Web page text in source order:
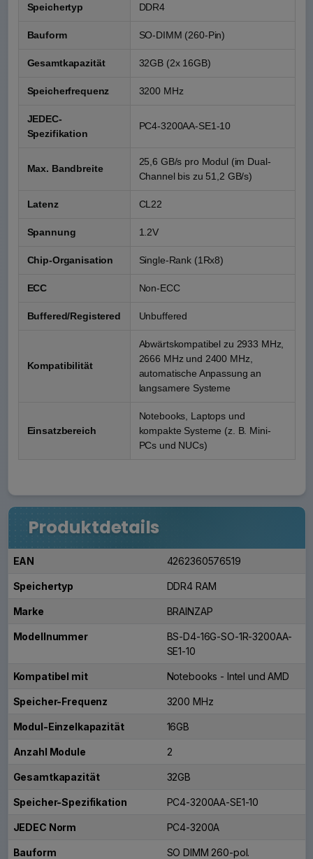
Speichertyp DDR4
Bauform SO-DIMM (260-Pin)
Gesamtkapazität 32GB (2x 16GB)
Speicherfrequenz 3200 MHz
JEDEC-
Spezifikation
PC4-3200AA-SE1-10
Max. Bandbreite
25,6 GB/s pro Modul (im Dual-
Channel bis zu 51,2 GB/s)
Latenz CL22
Spannung 1.2V
Chip-Organisation Single-Rank (1Rx8)
ECC Non-ECC
Buffered/Registered Unbuffered
Kompatibilität
Abwärtskompatibel zu 2933 MHz,
2666 MHz und 2400 MHz,
automatische Anpassung an
langsamere Systeme
Einsatzbereich
Notebooks, Laptops und
kompakte Systeme (z. B. Mini-
PCs und NUCs)
Produktdetails
EAN 4262360576519
Speichertyp DDR4 RAM
Marke BRAINZAP
Modellnummer
BS-D4-16G-SO-1R-3200AA-
SE1-10
Kompatibel mit Notebooks - Intel und AMD
Speicher-Frequenz 3200 MHz
Modul-Einzelkapazität 16GB
Anzahl Module 2
Gesamtkapazität 32GB
Speicher-Spezifikation PC4-3200AA-SE1-10
JEDEC Norm PC4-3200A
Bauform SO DIMM 260-pol.